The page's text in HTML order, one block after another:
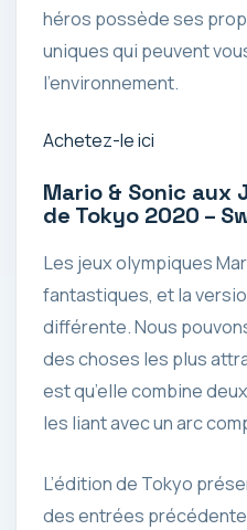
héros possède ses
uniques qui peuvent
l’environnement.
Achetez-le ici
Mario & Sonic aux
de Tokyo 2020 –
Les jeux olympiques
fantastiques, et la
différente. Nous
des choses les plus
est qu’elle combine
les liant avec un arc
L’édition de Tokyo
des entrées